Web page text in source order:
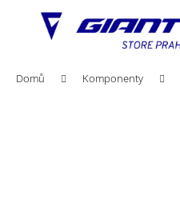
Domů Komponenty
obchodu
obchodu